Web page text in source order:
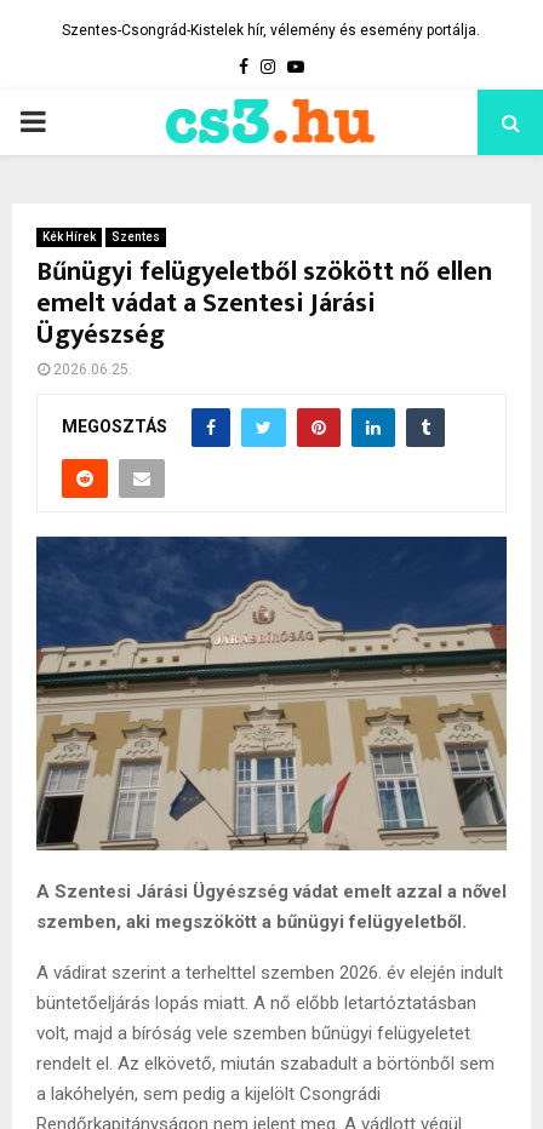
Szentes-Csongrád-Kistelek hír, vélemény és esemény portálja.
Facebook
Instagram
Youtube
PRIMARY
Kék Hírek Szentes
Bűnügyi felügyeletből szökött nő ellen
emelt vádat a Szentesi Járási
Ügyészség
2026.06.25.
MEGOSZTÁS
A Szentesi Járási Ügyészség vádat emelt azzal a nővel
szemben, aki megszökött a bűnügyi felügyeletből.
A vádirat szerint a terhelttel szemben 2026. év elején indult
büntetőeljárás lopás miatt. A nő előbb letartóztatásban
volt, majd a bíróság vele szemben bűnügyi felügyeletet
rendelt el. Az elkövető, miután szabadult a börtönből sem
a lakóhelyén, sem pedig a kijelölt Csongrádi
Rendőrkapitányságon nem jelent meg. A vádlott végül